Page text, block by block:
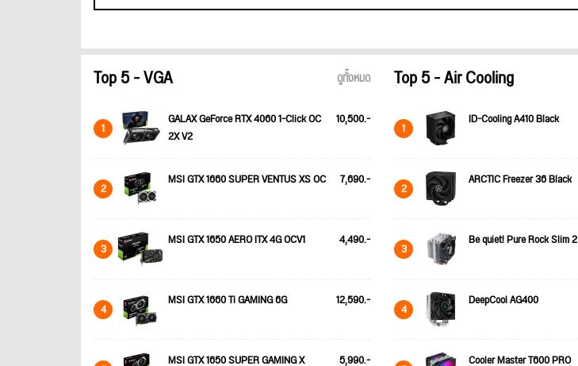
Top 5 - VGA ดูทั้งหมด
1
GALAX GeForce RTX 4060 1-Click OC
2X V2
10,500.-
2 MSI GTX 1660 SUPER VENTUS XS OC 7,690.-
3 MSI GTX 1650 AERO ITX 4G OCV1 4,490.-
4 MSI GTX 1660 Ti GAMING 6G 12,590.-
MSI GTX 1650 SUPER GAMING X 5,990.-
Top 5 - Air Cooling
1 ID-Cooling A410 Black
2 ARCTIC Freezer 36 Black
3 Be quiet! Pure Rock Slim 2
4 DeepCool AG400
Cooler Master T600 PRO